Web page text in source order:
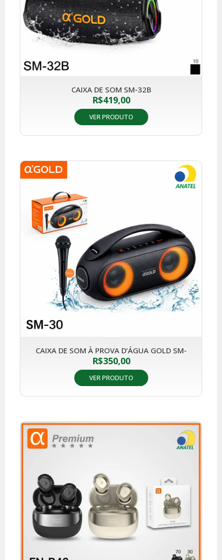
CAIXA DE SOM SM-32B
R$419,00
VER PRODUTO
CAIXA DE SOM À PROVA D’ÁGUA GOLD SM-
R$350,00
VER PRODUTO